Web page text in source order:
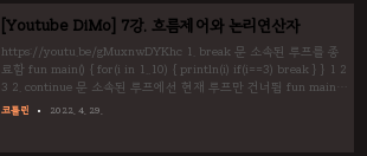
${name}입니다.") } } 안녕하세요. 저는 20살 홍길..
[Youtube DiMo] 7강. 흐름제어와 논리연산자
https://youtu.be/gMuxnwDYKhc 1. break 문 소속된 루프를 종
료함 fun main() { for(i in 1..10) { println(i) if(i==3) break } } 1 2
3 2. continue 문 소속된 루프에선 현재 루프만 건너뜀 fun main()
{ for(i in 1..10) { println(i) if(i==3) continue //break에서
코틀린 2022. 4. 29.